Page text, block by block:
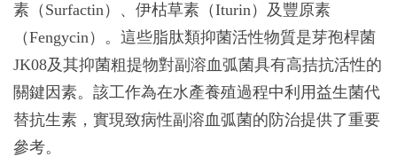
素（Surfactin）、伊枯草素（Iturin）及豐原素
（Fengycin）。這些脂肽類抑菌活性物質是芽孢桿菌
JK08及其抑菌粗提物對副溶血弧菌具有高拮抗活性的
關鍵因素。該工作為在水產養殖過程中利用益生菌代
替抗生素，實現致病性副溶血弧菌的防治提供了重要
參考。